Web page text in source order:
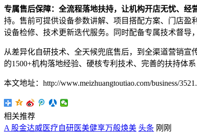
专属售后保障：全流程落地扶持，让机构开店无忧、经
持。售前可提供设备参数讲解、项目搭配方案、门店
设备检修、技术更新迭代服务。同时配备专属技术督导
从差异化自研技术、全天候兜底售后，到全渠道营销
的1500+机构落地经验、硬核专利技术、完善的扶持体
本文地址：http://www.meizhuangtoutiao.com/business/
相关推荐
A 股金达威医疗自研医美健享万般焕美 头条 刚刚